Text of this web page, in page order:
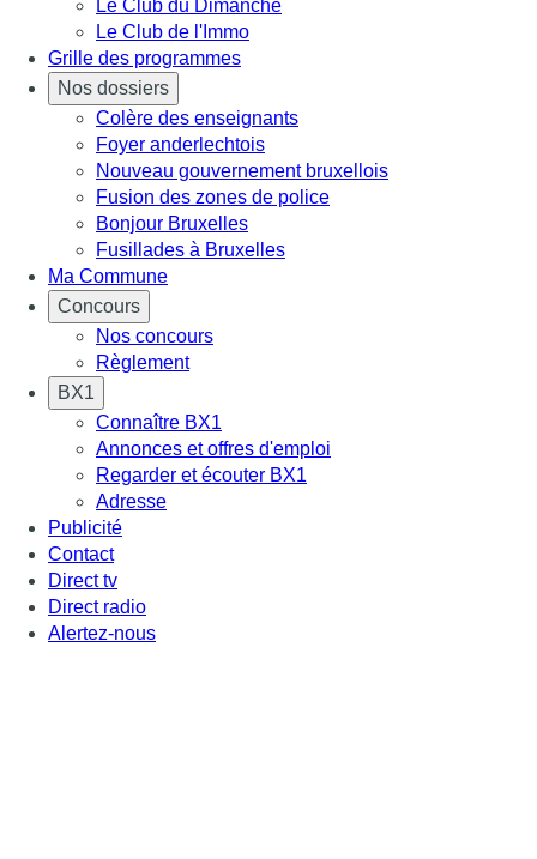
Le Club du Dimanche
Le Club de l'Immo
Grille des programmes
Nos dossiers
Colère des enseignants
Foyer anderlechtois
Nouveau gouvernement bruxellois
Fusion des zones de police
Bonjour Bruxelles
Fusillades à Bruxelles
Ma Commune
Concours
Nos concours
Règlement
BX1
Connaître BX1
Annonces et offres d'emploi
Regarder et écouter BX1
Adresse
Publicité
Contact
Direct tv
Direct radio
Alertez-nous